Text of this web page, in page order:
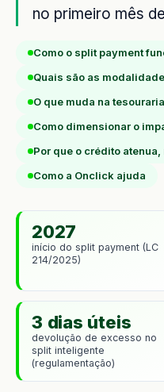
no primeiro mês
Como o split payment
Quais são as
O que muda na
Como dimensionar o
Por que o crédito
Como a Onclick ajuda
2027
início do split payment (LC
214/2025)
3 dias úteis
devolução de excesso no
split inteligente
(regulamentação)